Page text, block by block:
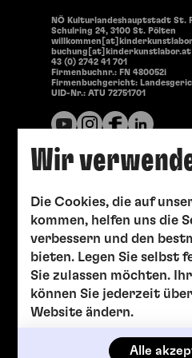
Wir
Die Cookies, die auf
kommen, helfen uns die
verbessern und den
bieten. Legen Sie selbst
Sie zulassen möchten.
können Sie jederzeit
Website ändern.
Alle
NÖ Kulturlandeshauptstadt St.
Schulring 24, 3100 St. Pölten
buchung[at]kinderkunstlabor.at
43 (0) 2742 41 701
Firmenbuchnr.: FN 480052i
Firmenbuchgericht:
UID-Nr.: ATU 72751701